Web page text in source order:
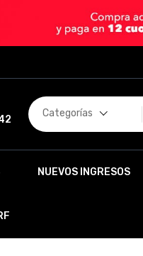
Categorías
NUEVOS INGRESOS